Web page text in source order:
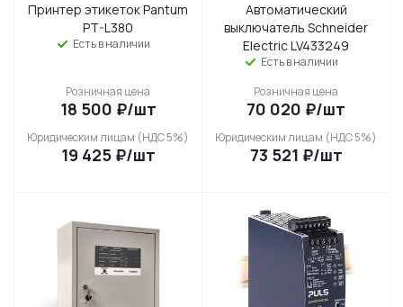
Принтер этикеток Pantum
PT-L380
Есть в наличии
Розничная цена
18 500 ₽/шт
Юридическим лицам (НДС 5%)
19 425₽/шт
Автоматический
выключатель Schneider
Electric LV433249
Есть в наличии
Розничная цена
70 020 ₽/шт
Юридическим лицам (НДС 5%)
73 521 ₽/шт